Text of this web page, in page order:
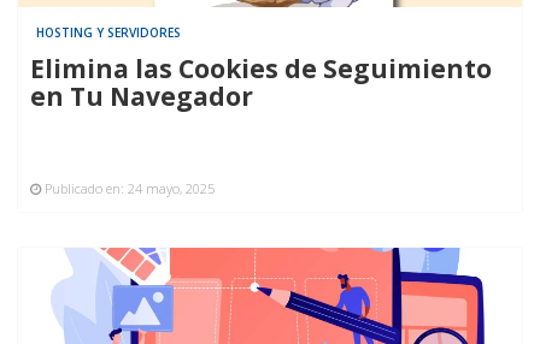
HOSTING Y SERVIDORES
Elimina las Cookies de Seguimiento
en Tu Navegador
Publicado en: 24 mayo, 2025